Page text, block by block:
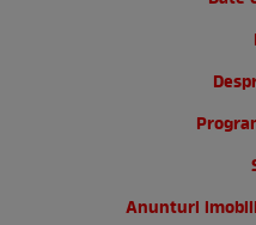
Anunturi